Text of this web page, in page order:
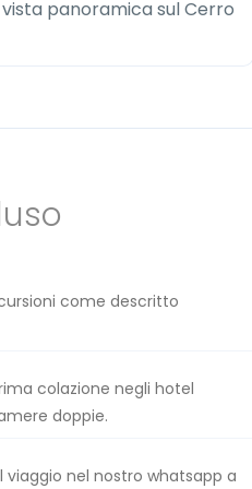
panoramica sul Cerro
come descritto
colazione negli hotel
doppie.
viaggio nel nostro whatsapp a